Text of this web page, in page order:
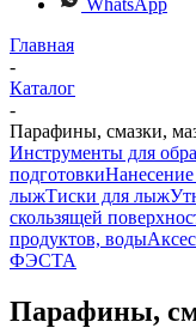
WhatsApp
Главная
-
Каталог
-
Парафины, смазки,
Инструменты для
подготовки
лыжТиски для лыж
скользящей
продуктов, воды
ФЭСТА
Парафины,